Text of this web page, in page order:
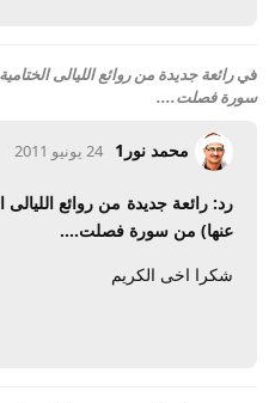
فيرائعة جديدة من روائع الليالى
سورة فصلت....
محمد نور1 24 يونيو 2011
رد: رائعة جديدة من روائع
عنها) من سورة فصلت....
شكرا اخى الكريم